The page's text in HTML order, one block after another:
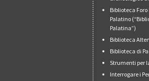
Biblioteca
Palatino
Palatina”)
Biblioteca
Biblioteca di
Strumenti per
Interrogare i